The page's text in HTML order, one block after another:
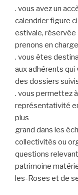
. vous avez un
calendrier figure
estivale, réservée
prenons en
. vous êtes
aux adhérents qui
des dossiers
. vous permettez à
représentativité
plus
grand dans les
collectivités ou
questions
patrimoine
les-Roses et de